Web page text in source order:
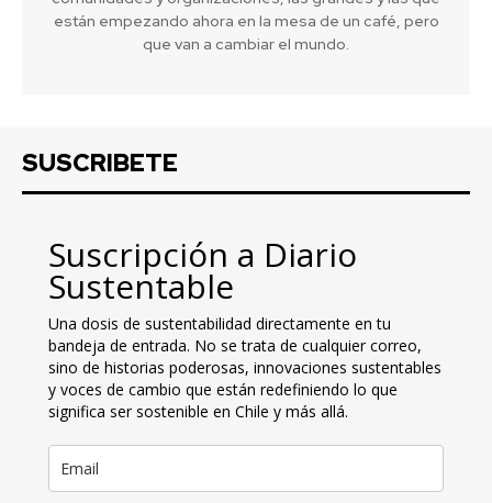
están empezando ahora en la mesa de un café, pero
que van a cambiar el mundo.
SUSCRIBETE
Suscripción a Diario
Sustentable
Una dosis de sustentabilidad directamente en tu
bandeja de entrada. No se trata de cualquier correo,
sino de historias poderosas, innovaciones sustentables
y voces de cambio que están redefiniendo lo que
significa ser sostenible en Chile y más allá.